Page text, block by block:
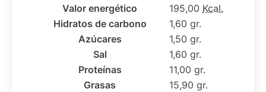
Valor energético
195,00 Kcal.
Hidratos de carbono
1,60 gr.
Azúcares
1,50 gr.
Sal
1,60 gr.
Proteínas
11,00 gr.
Grasas
15,90 gr.